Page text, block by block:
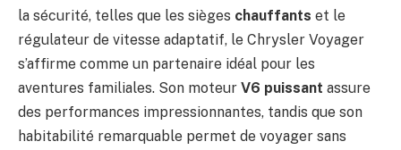
la sécurité, telles que les sièges chauffants et le
régulateur de vitesse adaptatif, le Chrysler Voyager
s’affirme comme un partenaire idéal pour les
aventures familiales. Son moteur V6 puissant assure
des performances impressionnantes, tandis que son
habitabilité remarquable permet de voyager sans